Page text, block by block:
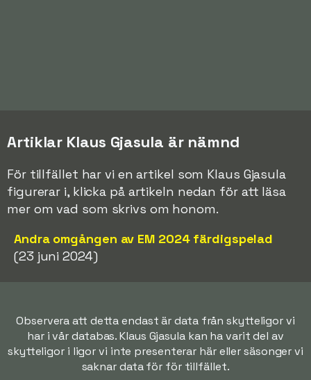
Artiklar Klaus Gjasula är nämnd
För tillfället har vi en artikel som Klaus Gjasula
figurerar i, klicka på artikeln nedan för att läsa
mer om vad som skrivs om honom.
Andra omgången av EM 2024 färdigspelad
(23 juni 2024)
Observera att detta endast är data från skytteligor vi
har i vår databas. Klaus Gjasula kan ha varit del av
skytteligor i ligor vi inte presenterar här eller säsonger vi
saknar data för för tillfället.